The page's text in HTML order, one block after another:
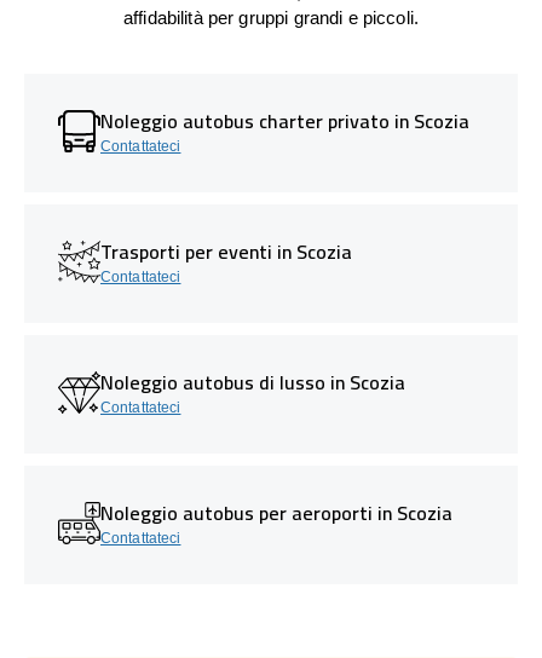
affidabilità per gruppi grandi e piccoli.
Noleggio autobus charter privato in Scozia
Contattateci
Trasporti per eventi in Scozia
Contattateci
Noleggio autobus di lusso in Scozia
Contattateci
Noleggio autobus per aeroporti in Scozia
Contattateci